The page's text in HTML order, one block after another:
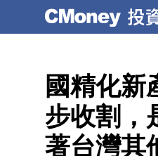
國精化新
步收割，
著台灣其